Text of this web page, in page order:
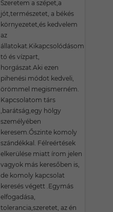
Szeretem a szépet,a
jót,természetet, a békés
környezetet,és kedvelem
az
állatokat.Kikapcsolódásom
tó és vízpart,
horgászat.Aki ezen
pihenési módot kedveli,
örömmel megismerném.
Kapcsolatom társ
,barátság,egy hölgy
személyében
keresem.Őszinte komoly
szándékkal. Félreértések
elkerülése miatt írom jelen
vagyok más keresőben is,
de komoly kapcsolat
keresés végett .Egymás
elfogadása,
tolerancia,szeretet, az én